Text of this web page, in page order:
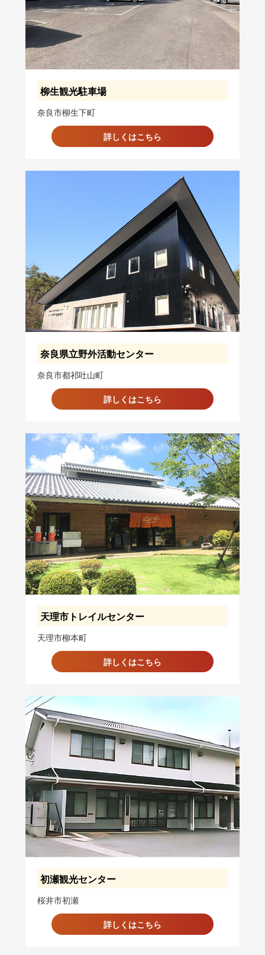
柳生観光駐車場
奈良市柳生下町
詳しくはこちら
奈良県立野外活動センター
奈良市都祁吐山町
詳しくはこちら
天理市トレイルセンター
天理市柳本町
詳しくはこちら
初瀬観光センター
桜井市初瀬
詳しくはこちら